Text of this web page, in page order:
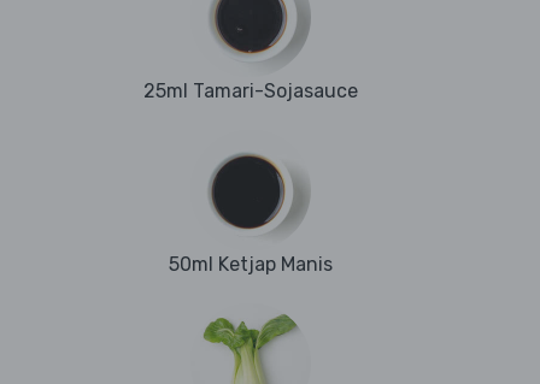
25ml Tamari-Sojasauce
50ml Ketjap Manis